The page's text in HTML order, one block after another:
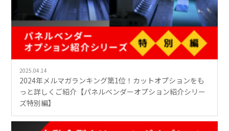
2025.04.14
2024年メルマガランキング第1位！カットオプションをも
っと詳しくご紹介【パネルベンダーオプション紹介シリー
ズ特別編】